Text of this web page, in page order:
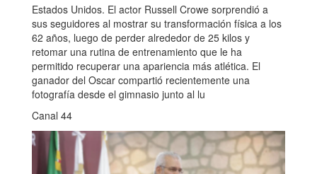
Estados Unidos. El actor Russell Crowe sorprendió a
sus seguidores al mostrar su transformación física a los
62 años, luego de perder alrededor de 25 kilos y
retomar una rutina de entrenamiento que le ha
permitido recuperar una apariencia más atlética. El
ganador del Oscar compartió recientemente una
fotografía desde el gimnasio junto al lu
Canal 44